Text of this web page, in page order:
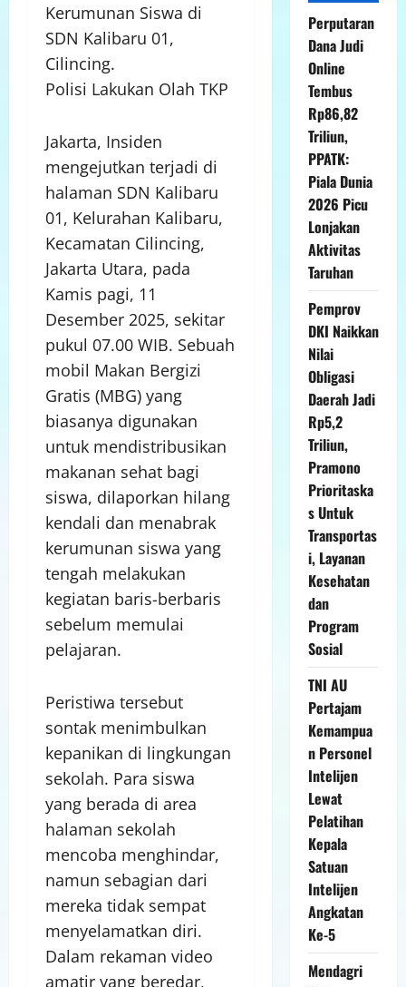
Kerumunan Siswa di
SDN Kalibaru 01,
Cilincing.
Polisi Lakukan Olah TKP
Jakarta, Insiden
mengejutkan terjadi di
halaman SDN Kalibaru
01, Kelurahan Kalibaru,
Kecamatan Cilincing,
Jakarta Utara, pada
Kamis pagi, 11
Desember 2025, sekitar
pukul 07.00 WIB. Sebuah
mobil Makan Bergizi
Gratis (MBG) yang
biasanya digunakan
untuk mendistribusikan
makanan sehat bagi
siswa, dilaporkan hilang
kendali dan menabrak
kerumunan siswa yang
tengah melakukan
kegiatan baris-berbaris
sebelum memulai
pelajaran.
Peristiwa tersebut
sontak menimbulkan
kepanikan di lingkungan
sekolah. Para siswa
yang berada di area
halaman sekolah
mencoba menghindar,
namun sebagian dari
mereka tidak sempat
menyelamatkan diri.
Dalam rekaman video
amatir yang beredar,
Perputaran
Dana Judi
Online
Tembus
Rp86,82
Triliun,
PPATK:
Piala Dunia
2026 Picu
Lonjakan
Aktivitas
Taruhan
Pemprov
DKI Naikkan
Nilai
Obligasi
Daerah Jadi
Rp5,2
Triliun,
Pramono
Prioritaska
s Untuk
Transportas
i, Layanan
Kesehatan
dan
Program
Sosial
TNI AU
Pertajam
Kemampua
n Personel
Intelijen
Lewat
Pelatihan
Kepala
Satuan
Intelijen
Angkatan
Ke-5
Mendagri